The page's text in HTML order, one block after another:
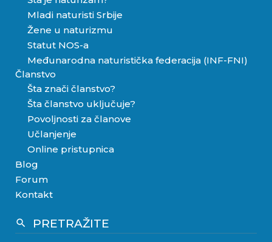
Mladi naturisti Srbije
Žene u naturizmu
Statut NOS-a
Međunarodna naturistička federacija (INF-FNI)
Članstvo
Šta znači članstvo?
Šta članstvo uključuje?
Povoljnosti za članove
Učlanjenje
Online pristupnica
Blog
Forum
Kontakt
search PRETRAŽITE